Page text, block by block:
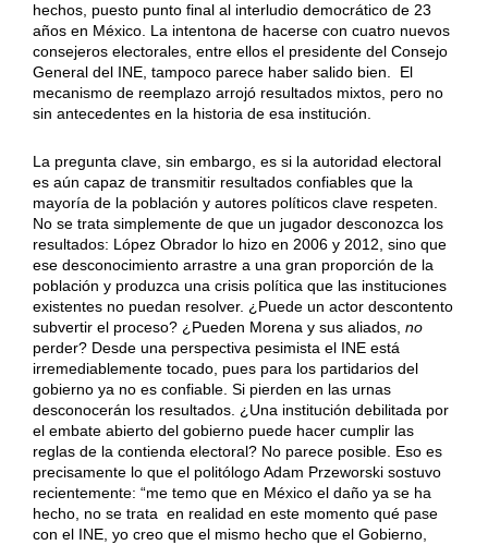
hechos, puesto punto final al interludio democrático de 23
años en México. La intentona de hacerse con cuatro nuevos
consejeros electorales, entre ellos el presidente del Consejo
General del INE, tampoco parece haber salido bien. El
mecanismo de reemplazo arrojó resultados mixtos, pero no
sin antecedentes en la historia de esa institución.
La pregunta clave, sin embargo, es si la autoridad electoral
es aún capaz de transmitir resultados confiables que la
mayoría de la población y autores políticos clave respeten.
No se trata simplemente de que un jugador desconozca los
resultados: López Obrador lo hizo en 2006 y 2012, sino que
ese desconocimiento arrastre a una gran proporción de la
población y produzca una crisis política que las instituciones
existentes no puedan resolver. ¿Puede un actor descontento
subvertir el proceso? ¿Pueden Morena y sus aliados, no
perder? Desde una perspectiva pesimista el INE está
irremediablemente tocado, pues para los partidarios del
gobierno ya no es confiable. Si pierden en las urnas
desconocerán los resultados. ¿Una institución debilitada por
el embate abierto del gobierno puede hacer cumplir las
reglas de la contienda electoral? No parece posible. Eso es
precisamente lo que el politólogo Adam Przeworski sostuvo
recientemente: “me temo que en México el daño ya se ha
hecho, no se trata en realidad en este momento qué pase
con el INE, yo creo que el mismo hecho que el Gobierno,